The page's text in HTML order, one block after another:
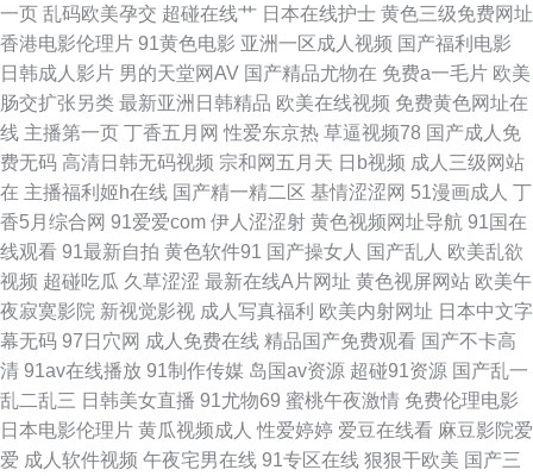
碰青青 欧美日产精品三区 91骚碰在线观看 欧美成人性爱综合 2021最新最快
的免费电影网站 欧美日韩操逼片 91综合国产 欧美三级不卡在线观看 9热精
品视频 片毛网站 97成人爽影院 欧美日本三级A片 www日本91 人妖乱射xxx
97人人操 欧美成人情品18 最好好看的中文字幕 两个大兔子抖来抖去的图片
视频 51自拍视频在线免费观看 免费的av网站 在线视频播放免费网站2019 美
容院加盟 中日免费观看高清电视剧网站大全 国产精品亚洲欧美综合 五月天
大香蕉 国产永久免费观看 亚洲人免费网站网址 精品国产影视乱伦 又亦电影
网 九色综合 一区二区三区亚洲 精品三级中文字幕在线 在线看免费电视剧 美
一页 乱码欧美孕交 超碰在线艹 日本在线护士 黄色三级免费网址
香港电影伦理片 91黄色电影 亚洲一区成人视频 国产福利电影
日韩成人影片 男的天堂网AV 国产精品尤物在 免费a一毛片 欧美
肠交扩张另类 最新亚洲日韩精品 欧美在线视频 免费黄色网址在
线 主播第一页 丁香五月网 性爱东京热 草逼视频78 国产成人免
费无码 高清日韩无码视频 宗和网五月天 日b视频 成人三级网站
在 主播福利姬h在线 国产精一精二区 基情涩涩网 51漫画成人 丁
香5月综合网 91爱爱com 伊人涩涩射 黄色视频网址导航 91国在
线观看 91最新自拍 黄色软件91 国产操女人 国产乱人 欧美乱欲
视频 超碰吃瓜 久草涩涩 最新在线A片网址 黄色视屏网站 欧美午
夜寂寞影院 新视觉影视 成人写真福利 欧美内射网址 日本中文字
幕无码 97日穴网 成人免费在线 精品国产免费观看 国产不卡高
清 91av在线播放 91制作传媒 岛国av资源 超碰91资源 国产乱一
乱二乱三 日韩美女直播 91尤物69 蜜桃午夜激情 免费伦理电影
日本电影伦理片 黄瓜视频成人 性爱婷婷 爱豆在线看 麻豆影院爱
爱 成人软件视频 午夜宅男在线 91专区在线 狠狠干欧美 国产三